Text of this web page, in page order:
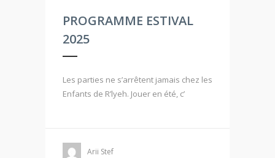
PROGRAMME ESTIVAL
2025
Les parties ne s’arrêtent jamais chez les
Enfants de R’lyeh. Jouer en été, c’
Arii Stef